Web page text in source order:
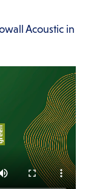
Acoustic in